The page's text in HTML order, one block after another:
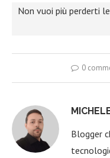
Non vuoi più perderti
0
Blogger